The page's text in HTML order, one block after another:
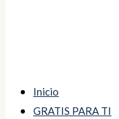
Inicio
GRATIS PARA TI